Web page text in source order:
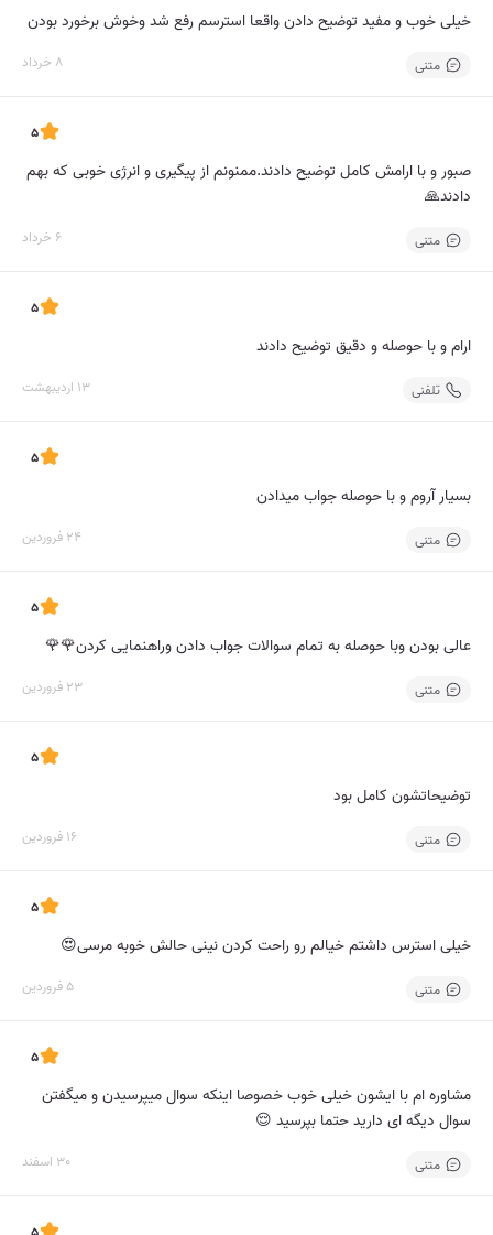
خیلی خوب و مفید توضیح دادن واقعا استرسم رفع شد وخوش برخورد بودن
متنی 8 خرداد
5
صبور و با ارامش کامل توضیح دادند.ممنونم از پیگیری و انرژی خوبی که بهم
دادند🙏
متنی 6 خرداد
5
ارام و با حوصله و دقیق توضیح دادند
تلفنی 13 اردیبهشت
5
بسیار آروم و با حوصله جواب میدادن
متنی 24 فروردین
5
عالی بودن وبا حوصله به تمام سوالات جواب دادن وراهنمایی کردن🌹🌹
متنی 23 فروردین
5
توضیحاتشون کامل بود
متنی 16 فروردین
5
خیلی استرس داشتم خیالم رو راحت کردن نینی حالش خوبه مرسی😍
متنی 5 فروردین
5
مشاوره ام با ایشون خیلی خوب خصوصا اینکه سوال میپرسیدن و میگفتن
سوال دیگه ای دارید حتما بپرسید 😌
متنی 30 اسفند